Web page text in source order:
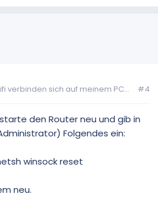
verbinden sich auf meinem PC...
#4
den Router neu und gib in
Folgendes ein:
winsock reset
neu.